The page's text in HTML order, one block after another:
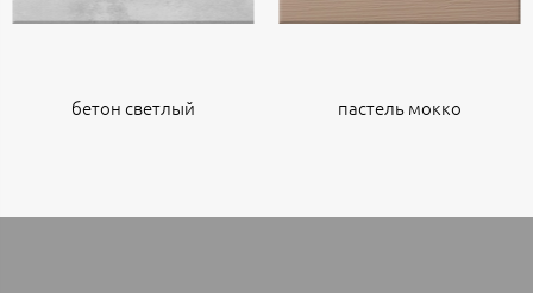
бетон светлый пастель мокко